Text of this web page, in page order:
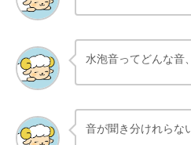
水泡音ってどんな音
音が聞き分けれらな